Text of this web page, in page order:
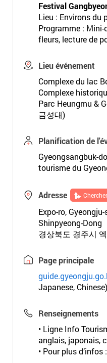
Festival
Lieu : Environs du
Programme :
fleurs, lecture de
Lieu événement
Complexe du lac
Complexe
Parc Heungmu &
금성대)
Planification de
Gyeongsangbuk-
tourisme du
Adresse
Expo-ro,
Shinpyeong-Dong
경상북도 경주시
Page principale
Japanese, Chinese)
Renseignements
• Ligne Info
anglais, japonais,
• Pour plus